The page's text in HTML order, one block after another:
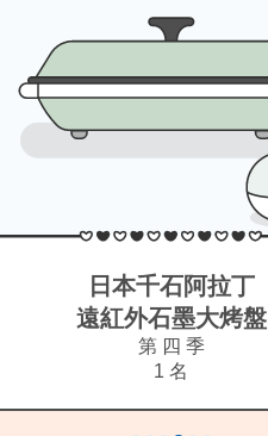
IRIS OHYAMA
乾燥循環除濕機(白)
第 四 季
1 名